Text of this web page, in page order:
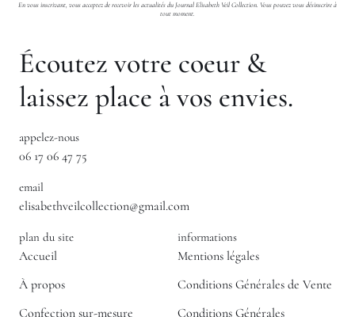
En vous inscrivant, vous acceptez de recevoir les actualités du Journal Elisabeth Veil Collection. Vous pouvez vous désinscrire à
tout moment.
Écoutez votre coeur &
laissez place à vos envies.
appelez-nous
06 17 06 47 75
email
elisabethveilcollection@gmail.com
plan du site
Accueil
À propos
Confection sur-mesure
informations
Mentions légales
Conditions Générales de Vente
Conditions Générales